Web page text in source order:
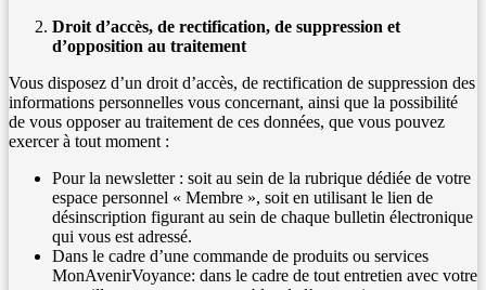
Droit d’accès, de rectification, de suppression et
d’opposition au traitement
Vous disposez d’un droit d’accès, de rectification de suppression des
informations personnelles vous concernant, ainsi que la possibilité
de vous opposer au traitement de ces données, que vous pouvez
exercer à tout moment :
Pour la newsletter : soit au sein de la rubrique dédiée de votre
espace personnel « Membre », soit en utilisant le lien de
désinscription figurant au sein de chaque bulletin électronique
qui vous est adressé.
Dans le cadre d’une commande de produits ou services
MonAvenirVoyance: dans le cadre de tout entretien avec votre